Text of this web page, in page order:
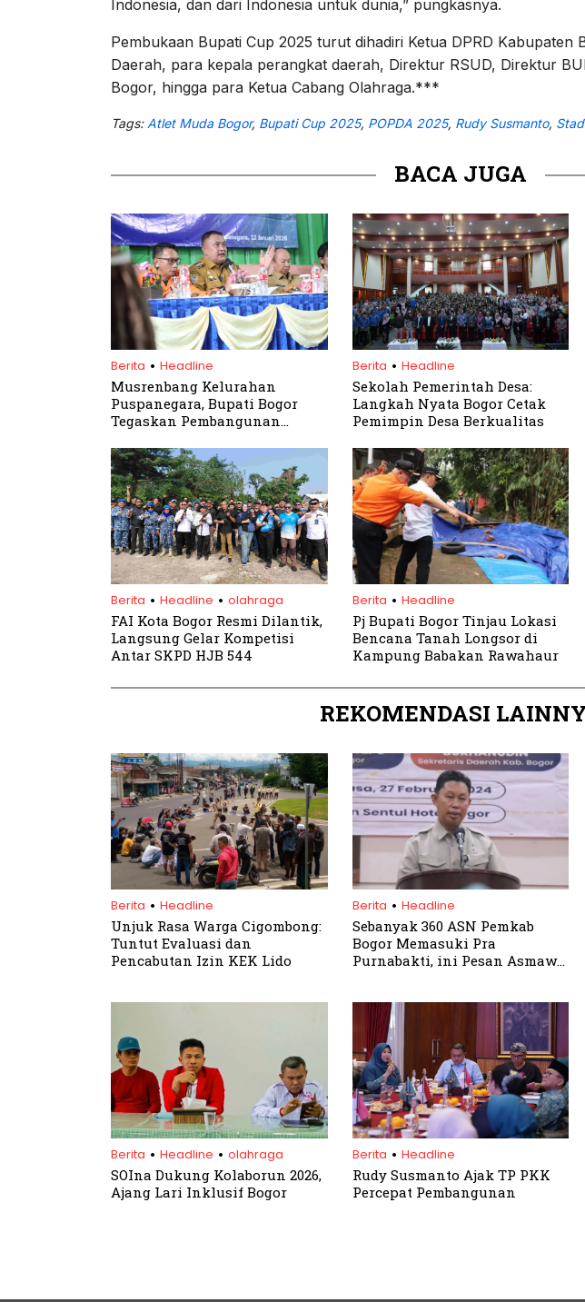
Indonesia, dan dari Indonesia untuk dunia,” pungkasnya.
Pembukaan Bupati Cup 2025 turut dihadiri Ketua DPRD Kabupaten
Daerah, para kepala perangkat daerah, Direktur RSUD, Direktur
Bogor, hingga para Ketua Cabang Olahraga.***
Tags: Atlet Muda Bogor, Bupati Cup 2025, POPDA 2025, Rudy Susmanto,
BACA JUGA
Berita . Headline
Musrenbang Kelurahan
Puspanegara, Bupati Bogor
Tegaskan Pembangunan
Berita . Headline
Sekolah Pemerintah Desa:
Langkah Nyata Bogor Cetak
Pemimpin Desa Berkualitas
Berita . Headline . olahraga
FAI Kota Bogor Resmi Dilantik,
Langsung Gelar Kompetisi
Antar SKPD HJB 544
Berita . Headline
Pj Bupati Bogor Tinjau Lokasi
Bencana Tanah Longsor di
Kampung Babakan Rawahaur
REKOMENDASI
Berita . Headline
Unjuk Rasa Warga Cigombong:
Tuntut Evaluasi dan
Pencabutan Izin KEK Lido
Berita . Headline
Sebanyak 360 ASN Pemkab
Bogor Memasuki Pra
Purnabakti, ini Pesan Asmawa
Berita . Headline . olahraga
SOIna Dukung Kolaborun 2026,
Ajang Lari Inklusif Bogor
Berita . Headline
Rudy Susmanto Ajak TP PKK
Percepat Pembangunan